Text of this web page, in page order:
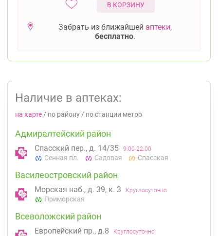
В КОРЗИНУ
Забрать из ближайшей аптеки,
бесплатно.
Наличие в аптеках:
на карте / по району / по станции метро
Адмиралтейский район
Спасский пер., д. 14/35 9:00-22:00
Сенная пл. Садовая Спасская
Василеостровский район
Морская наб., д. 39, к. 3 Круглосуточно
Приморская
Всеволожский район
Европейский пр., д.8 Круглосуточно